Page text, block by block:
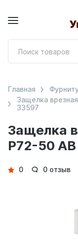
Защелка
P72-50
Главная
Защелка
33597
Детали
0 0 отзыв